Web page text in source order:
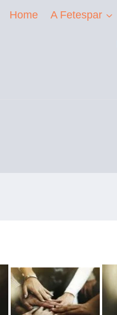
Home A Fetespar